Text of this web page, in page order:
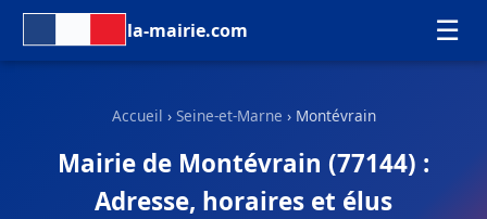
la-mairie.com ☰
Accueil › Seine-et-Marne › Montévrain
Mairie de Montévrain (77144) :
Adresse, horaires et élus